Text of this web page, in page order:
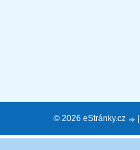
© 2026 eStránky.cz